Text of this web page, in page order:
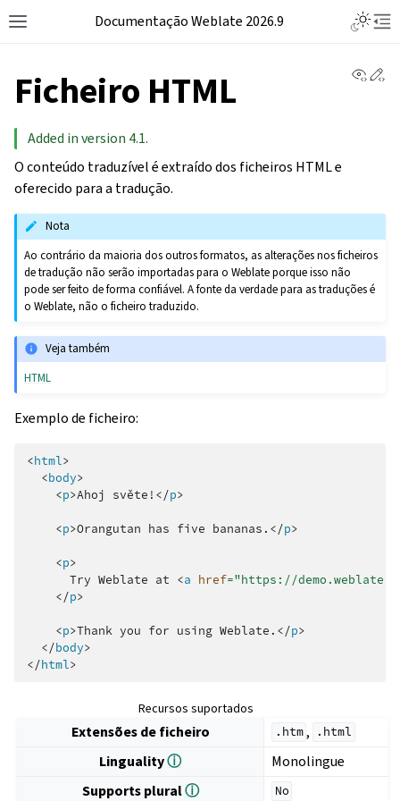
Documentação Weblate 2026.9
Ficheiro HTML
Added in version 4.1.
O conteúdo traduzível é extraído dos ficheiros HTML e
oferecido para a tradução.
Nota
Ao contrário da maioria dos outros formatos, as alterações nos ficheiros
de tradução não serão importadas para o Weblate porque isso não
pode ser feito de forma confiável. A fonte da verdade para as traduções é
o Weblate, não o ficheiro traduzido.
Veja também
HTML
Exemplo de ficheiro:
<html>
<body>
<p>Ahoj světe! </p>
<p>Orangutan has five bananas. </p>
<p>
      Try Weblate at
<a href="https://
</p>
<p>Thank you for using Weblate. </p>
</body>
</html>
Recursos suportados
Extensões de ficheiro .htm , .html
Lingualityⓘ
Monolingue
Supports pluralⓘ No